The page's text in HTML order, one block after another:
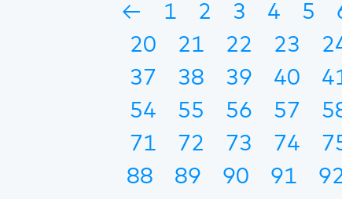
← 1 2 3 4 5
20
21 22 23
37
38 39 40
54
55 56 57
71
72 73 74
88
89 90 91